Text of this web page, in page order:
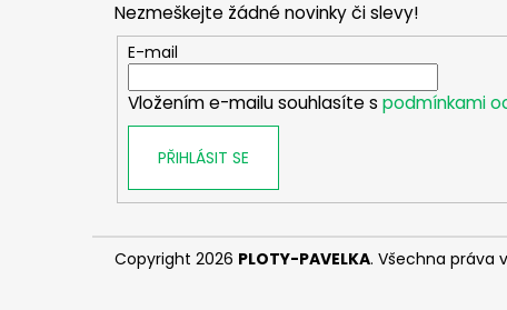
Nezmeškejte žádné novinky či slevy!
E-mail
Vložením e-mailu souhlasíte s podmínkami
PŘIHLÁSIT SE
Copyright 2026 PLOTY-PAVELKA. Všechna práva